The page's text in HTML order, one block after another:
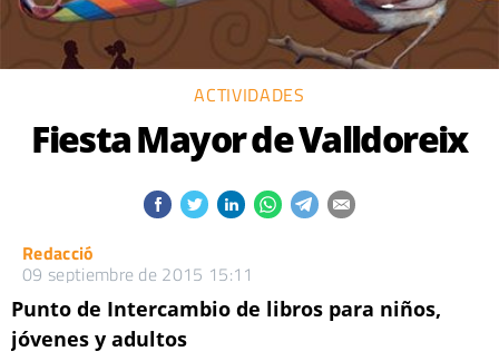
ACTIVIDADES
Fiesta Mayor de Valldoreix
Redacció
09 septiembre de 2015 15:11
Punto de Intercambio de libros para niños,
jóvenes y adultos